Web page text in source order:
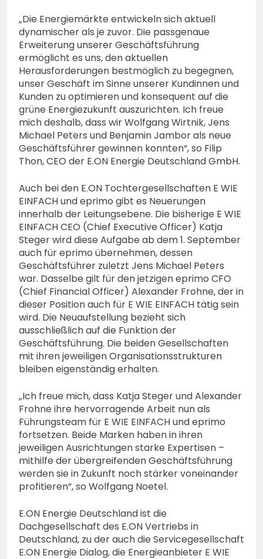
„Die Energiemärkte entwickeln sich aktuell
dynamischer als je zuvor. Die passgenaue
Erweiterung unserer Geschäftsführung
ermöglicht es uns, den aktuellen
Herausforderungen bestmöglich zu begegnen,
unser Geschäft im Sinne unserer Kundinnen und
Kunden zu optimieren und konsequent auf die
grüne Energiezukunft auszurichten. Ich freue
mich deshalb, dass wir Wolfgang Wirtnik, Jens
Michael Peters und Benjamin Jambor als neue
Geschäftsführer gewinnen konnten“, so Filip
Thon, CEO der E.ON Energie Deutschland GmbH.
Auch bei den E.ON Tochtergesellschaften E WIE
EINFACH und eprimo gibt es Neuerungen
innerhalb der Leitungsebene. Die bisherige E WIE
EINFACH CEO (Chief Executive Officer) Katja
Steger wird diese Aufgabe ab dem 1. September
auch für eprimo übernehmen, dessen
Geschäftsführer zuletzt Jens Michael Peters
war. Dasselbe gilt für den jetzigen eprimo CFO
(Chief Financial Officer) Alexander Frohne, der in
dieser Position auch für E WIE EINFACH tätig sein
wird. Die Neuaufstellung bezieht sich
ausschließlich auf die Funktion der
Geschäftsführung. Die beiden Gesellschaften
mit ihren jeweiligen Organisationsstrukturen
bleiben eigenständig erhalten.
„Ich freue mich, dass Katja Steger und Alexander
Frohne ihre hervorragende Arbeit nun als
Führungsteam für E WIE EINFACH und eprimo
fortsetzen. Beide Marken haben in ihren
jeweiligen Ausrichtungen starke Expertisen –
mithilfe der übergreifenden Geschäftsführung
werden sie in Zukunft noch stärker voneinander
profitieren“, so Wolfgang Noetel.
E.ON Energie Deutschland ist die
Dachgesellschaft des E.ON Vertriebs in
Deutschland, zu der auch die Servicegesellschaft
E.ON Energie Dialog, die Energieanbieter E WIE